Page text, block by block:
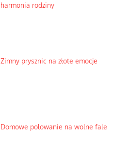
harmonia rodziny
Zimny prysznic na złote emocje
Domowe polowanie na wolne fale